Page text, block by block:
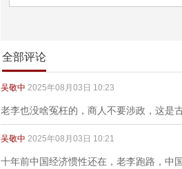
全部评论
吴敬中 2025年08月03日 10:23
老李也没啥冤枉的，商人不要涉政，这是
吴敬中 2025年08月03日 10:21
十年前中国经济惯性还在，老李跑路，中